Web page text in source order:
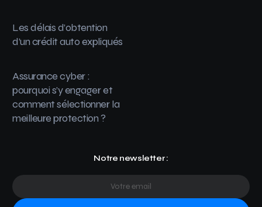
Les délais d’obtention
d’un crédit auto expliqués
Assurance cyber :
pourquoi s’y engager et
comment sélectionner la
meilleure protection ?
Notre newsletter :